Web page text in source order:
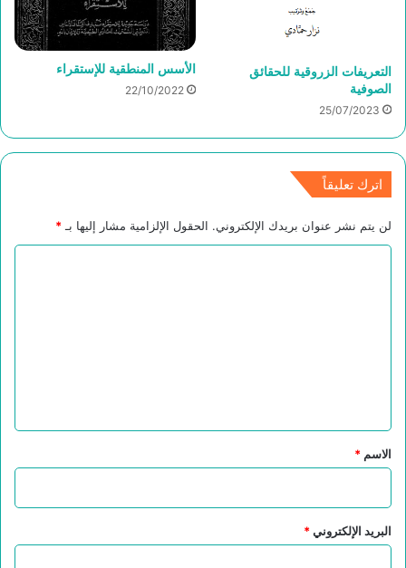
التعريفات الزروقية للحقائق
الصوفية
25/07/2023
الأسس المنطقية للإستقراء
22/10/2022
اترك تعليقاً
لن يتم نشر عنوان بريدك الإلكتروني. الحقول الإلزامية مشار إليها بـ *
*
الاسم *
البريد الإلكتروني*